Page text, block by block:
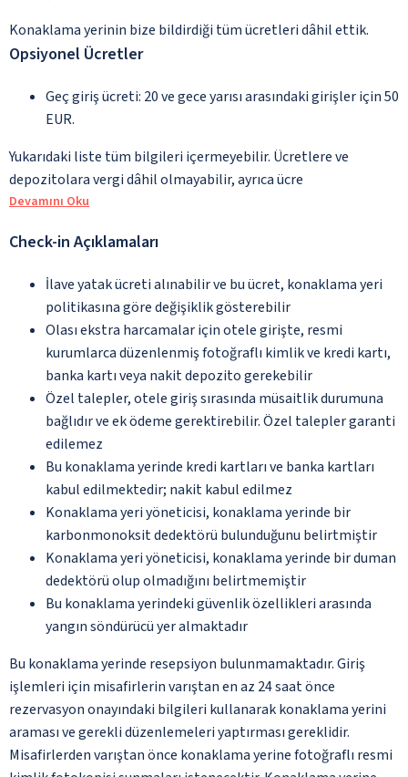
Konaklama yerinin bize bildirdiği tüm ücretleri dâhil ettik.
Opsiyonel Ücretler
Geç giriş ücreti: 20 ve gece yarısı arasındaki girişler için 50
EUR.
Yukarıdaki liste tüm bilgileri içermeyebilir. Ücretlere ve
depozitolara vergi dâhil olmayabilir, ayrıca ücre
Devamını Oku
Check-in Açıklamaları
İlave yatak ücreti alınabilir ve bu ücret, konaklama yeri
politikasına göre değişiklik gösterebilir
Olası ekstra harcamalar için otele girişte, resmi
kurumlarca düzenlenmiş fotoğraflı kimlik ve kredi kartı,
banka kartı veya nakit depozito gerekebilir
Özel talepler, otele giriş sırasında müsaitlik durumuna
bağlıdır ve ek ödeme gerektirebilir. Özel talepler garanti
edilemez
Bu konaklama yerinde kredi kartları ve banka kartları
kabul edilmektedir; nakit kabul edilmez
Konaklama yeri yöneticisi, konaklama yerinde bir
karbonmonoksit dedektörü bulunduğunu belirtmiştir
Konaklama yeri yöneticisi, konaklama yerinde bir duman
dedektörü olup olmadığını belirtmemiştir
Bu konaklama yerindeki güvenlik özellikleri arasında
yangın söndürücü yer almaktadır
Bu konaklama yerinde resepsiyon bulunmamaktadır. Giriş
işlemleri için misafirlerin varıştan en az 24 saat önce
rezervasyon onayındaki bilgileri kullanarak konaklama yerini
araması ve gerekli düzenlemeleri yaptırması gereklidir.
Misafirlerden varıştan önce konaklama yerine fotoğraflı resmi